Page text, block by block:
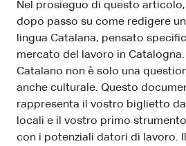
Nel prosieguo di questo
dopo passo su come redigere
lingua Catalana, pensato
mercato del lavoro in
Catalano non è solo una
anche culturale. Questo
rappresenta il vostro biglietto
locali e il vostro primo
con i potenziali datori di lavoro.